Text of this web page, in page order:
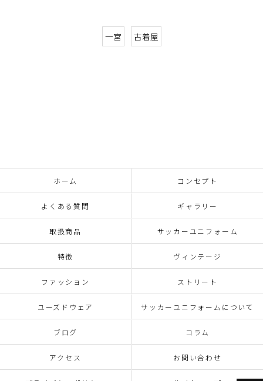
一宮 古着屋
ホーム コンセプト
よくある質問 ギャラリー
取扱商品 サッカーユニフォーム
特徴 ヴィンテージ
ファッション ストリート
ユーズドウェア サッカーユニフォームについて
ブログ コラム
アクセス お問い合わせ